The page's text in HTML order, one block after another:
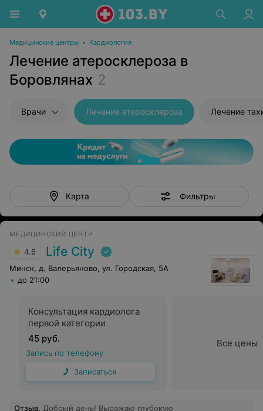
Медицинские центры • Кардиология
Лечение атеросклероза в
Боровлянах 2
Врачи Лечение атеросклероза Лечение
Карта Фильтры
МЕДИЦИНСКИЙ ЦЕНТР
4.6 Life City
Минск, д. Валерьяново, ул. Городская, 5А
до 21:00
Консультация кардиолога
первой категории
45 руб.
Запись по телефону
Записаться
Все цены
Отзыв. Добрый день! Выражаю глубокую